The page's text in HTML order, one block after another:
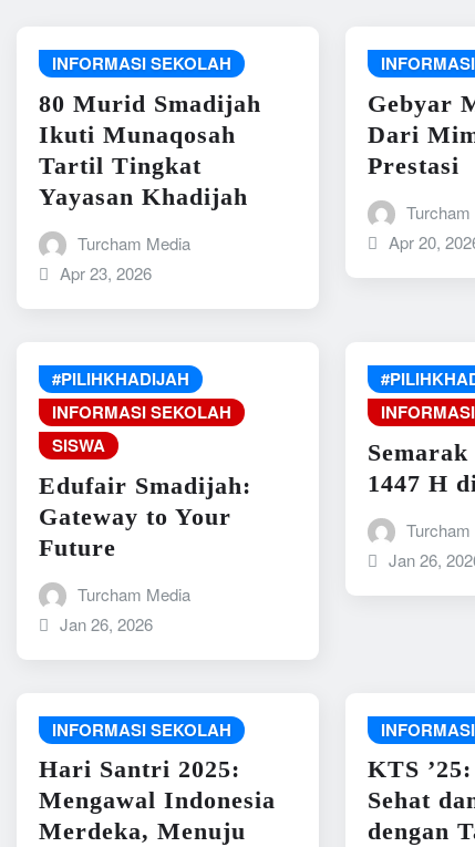
INFORMASI SEKOLAH
80 Murid Smadijah
Ikuti Munaqosah
Tartil Tingkat
Yayasan Khadijah
Turcham Media
Apr 23, 2026
Gebyar
Dari
Prestasi
Apr 20,
#PILIHKHADIJAH
INFORMASI SEKOLAH
SISWA
Edufair Smadijah:
Gateway to Your
Future
Turcham Media
Jan 26, 2026
1447 H
Jan 26,
INFORMASI SEKOLAH
Hari Santri 2025:
Mengawal Indonesia
Merdeka, Menuju
KTS
Sehat
dengan